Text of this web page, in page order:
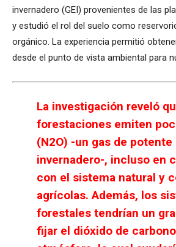
invernadero (GEI) provenientes de las
y estudió el rol del suelo como
orgánico. La experiencia permitió
desde el punto de vista ambiental para
La investigación reveló
forestaciones emiten
(N2O) -un gas de
invernadero-, incluso en
con el sistema natural y
agrícolas. Además, los
forestales tendrían un
fijar el dióxido de